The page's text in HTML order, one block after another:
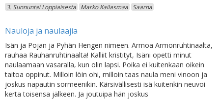
3. Sunnuntai Loppiaisesta Marko Kailasmaa Saarna
Nauloja ja naulaajia
Isän ja Pojan ja Pyhän Hengen nimeen. Armoa Armonruhtinaalta,
rauhaa Rauhanruhtinaalta! Kalliit kristityt, Isäni opetti minut
naulaamaan vasaralla, kun olin lapsi. Poika ei kuitenkaan oikein
taitoa oppinut. Milloin löin ohi, milloin taas naula meni vinoon ja
joskus napautin sormeenikin. Kärsivällisesti isä kuitenkin neuvoi
kerta toisensa jälkeen. Ja joutuipa hän joskus